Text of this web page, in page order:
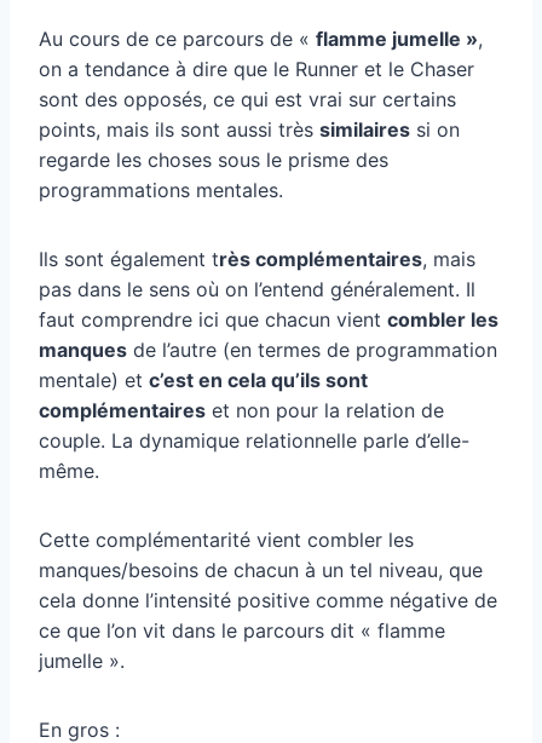
Au cours de ce parcours de « flamme jumelle »,
on a tendance à dire que le Runner et le Chaser
sont des opposés, ce qui est vrai sur certains
points, mais ils sont aussi très similaires si on
regarde les choses sous le prisme des
programmations mentales.
Ils sont également très complémentaires, mais
pas dans le sens où on l’entend généralement. Il
faut comprendre ici que chacun vient combler les
manques de l’autre (en termes de programmation
mentale) et c’est en cela qu’ils sont
complémentaires et non pour la relation de
couple. La dynamique relationnelle parle d’elle-
même.
Cette complémentarité vient combler les
manques/besoins de chacun à un tel niveau, que
cela donne l’intensité positive comme négative de
ce que l’on vit dans le parcours dit « flamme
jumelle ».
En gros :